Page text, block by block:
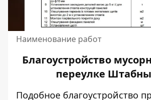
Наименование работ
Благоустройство
переулке
Подобное благоустройство